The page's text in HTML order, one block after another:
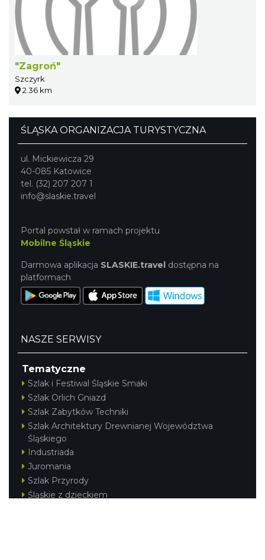
"Zagroń"
Szczyrk
2.36 km
ŚLĄSKA ORGANIZACJA TURYSTYCZNA
ul. Mickiewicza 29
40-085 Katowice
tel. (32) 207 207 1
info@slaskie.travel
Portal powstał w ramach projektu
Mobilne Śląskie
Darmowa aplikacja SLASKIE.travel dostępna na
platformach
NASZE SERWISY
Tematyczne
Szlak i Festiwal Śląskie Smaki
Szlak Orlich Gniazd
Szlak Zabytków Techniki
Szlak Architektury Drewnianej Województwa
Śląskiego
Industriada
Juromania
Szlak Przyrody
Śląskie z dzieckiem